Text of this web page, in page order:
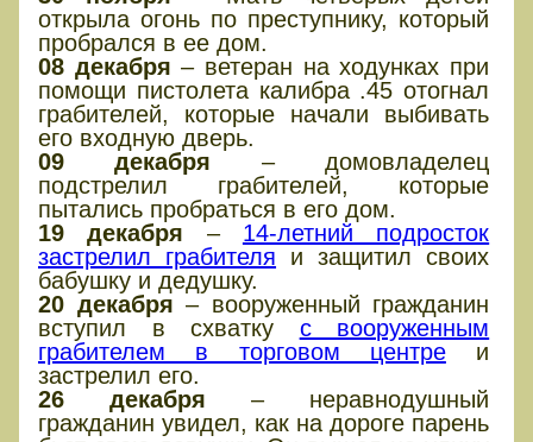
открыла огонь по преступнику, который
пробрался в ее дом.
08 декабря – ветеран на ходунках при
помощи пистолета калибра .45 отогнал
грабителей, которые начали выбивать
его входную дверь.
09 декабря – домовладелец
подстрелил грабителей, которые
пытались пробраться в его дом.
19 декабря – 14-летний подросток
застрелил грабителя и защитил своих
бабушку и дедушку.
20 декабря – вооруженный гражданин
вступил в схватку с вооруженным
грабителем в торговом центреи
застрелил его.
26 декабря – неравнодушный
гражданин увидел, как на дороге парень